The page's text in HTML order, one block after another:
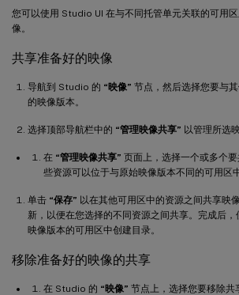
您可以使用 Studio UI 在与不同托管单元关联的可用
像。
共享准备好的映像
导航到 Studio 的 “映像” 节点，然后选择您要与
的映像版本。
选择顶部导航栏中的 “管理映像共享” 以管理所选
在 “管理映像共享” 页面上，选择一个或多个
些资源可以位于与原始映像版本不同的可用区中
单击 “保存” 以在其他可用区中的资源之间共享映
新，以便在您选择的不同资源之间共享。完成后
映像版本的可用区中创建目录。
移除准备好的映像的共享
在 Studio 的 “映像” 节点上，选择您要移除共